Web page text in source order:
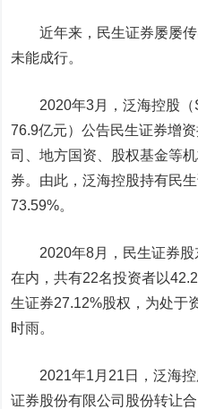
近年来，民生证券屡屡传
未能成行。
2020年3月，泛海控股（
76.9亿元）公告民生证券增
司、地方国资、股权基金等
券。由此，泛海控股持有民
73.59%。
2020年8月，民生证券股
在内，共有22名投资者以
生证券27.12%股权，为处于
时雨。
2021年1月21日，泛海控
证券股份有限公司股份转让